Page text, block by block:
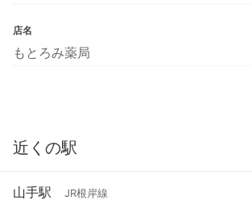
店名
もとろみ薬局
近くの駅
山手駅 JR根岸線